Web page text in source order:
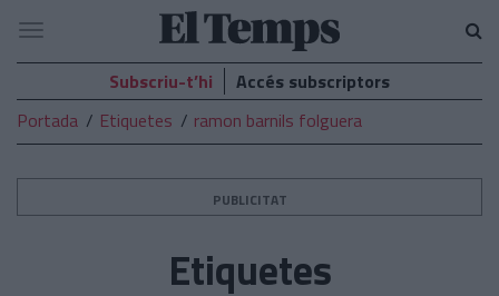
El
Temps
Navegació
Subscriu-t’hi
Accés subscriptors
Portada
Etiquetes ramon barnils folguera
PUBLICITAT
Etiquetes